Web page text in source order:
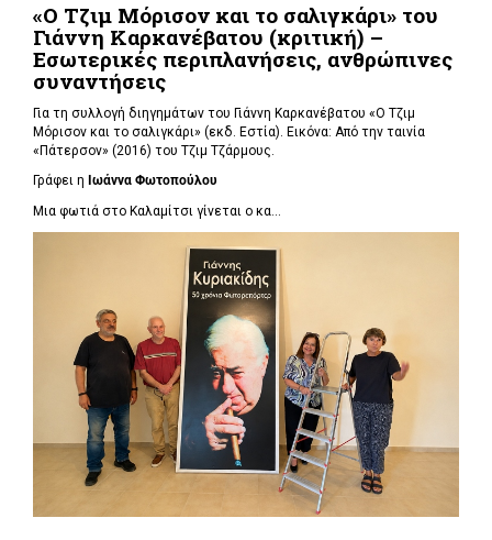
«Ο Τζιμ Μόρισον και το σαλιγκάρι» του
Γιάννη Καρκανέβατου (κριτική) –
Εσωτερικές περιπλανήσεις, ανθρώπινες
συναντήσεις
Για τη συλλογή διηγημάτων του Γιάννη Καρκανέβατου «Ο Τζιμ
Μόρισον και το σαλιγκάρι» (εκδ. Εστία). Εικόνα: Από την ταινία
«Πάτερσον» (2016) του Τζιμ Τζάρμους.
Γράφει η Ιωάννα Φωτοπούλου
Μια φωτιά στο Καλαμίτσι γίνεται ο κα...